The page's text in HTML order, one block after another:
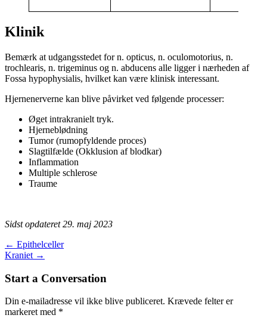
Klinik
Bemærk at udgangsstedet for n. opticus, n. oculomotorius, n.
trochlearis, n. trigeminus og n. abducens alle ligger i nærheden af
Fossa hypophysialis, hvilket kan være klinisk interessant.
Hjernenerverne kan blive påvirket ved følgende processer:
Øget intrakranielt tryk.
Hjerneblødning
Tumor (rumopfyldende proces)
Slagtilfælde (Okklusion af blodkar)
Inflammation
Multiple schlerose
Traume
Sidst opdateret 29. maj 2023
Post
navigation
← Epithelceller
Kraniet →
Start a Conversation
Din e-mailadresse vil ikke blive publiceret. Krævede felter er
markeret med *